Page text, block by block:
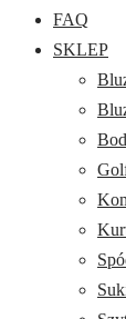
FAQ
SKLEP